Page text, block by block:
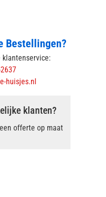
Bestellingen?
huisjes.nl
klanten?
offerte op maat